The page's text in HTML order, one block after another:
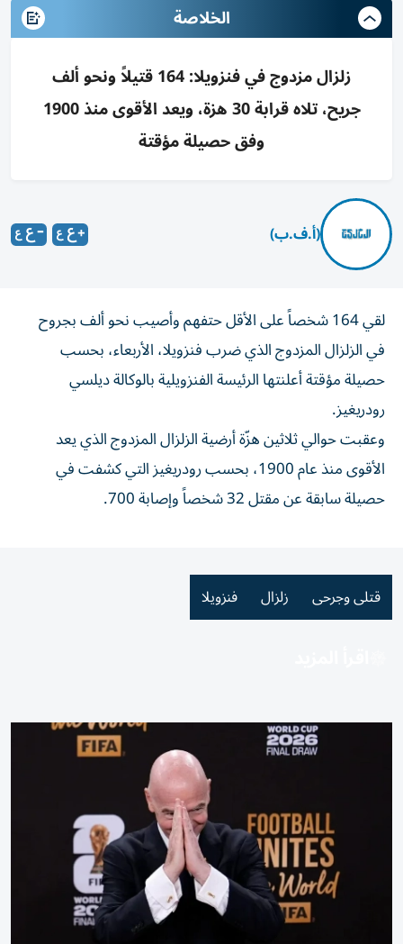
الخلاصة
زلزال مزدوج في فنزويلا: 164 قتيلاً ونحو ألف
جريح، تلاه قرابة 30 هزة، ويعد الأقوى منذ 1900
وفق حصيلة مؤقتة
(أ.ف.ب)
لقي 164 شخصاً على الأقل حتفهم وأصيب نحو ألف بجروح
في الزلزال المزدوج الذي ضرب فنزويلا، الأربعاء، بحسب
حصيلة مؤقتة أعلنتها الرئيسة الفنزويلية بالوكالة ديلسي
رودريغيز.
وعقبت حوالي ثلاثين هزّة أرضية الزلزال المزدوج الذي يعد
الأقوى منذ عام 1900، بحسب رودريغيز التي كشفت في
حصيلة سابقة عن مقتل 32 شخصاً وإصابة 700.
قتلى وجرحى زلزال فنزويلا